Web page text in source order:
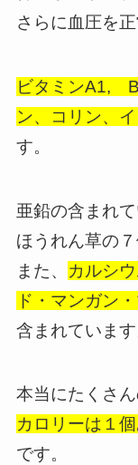
さらに血圧を
ビタミンA1,
ン、コリン、
す。
亜鉛の含まれ
ほうれん草の
また、 カルシ
ド・マンガン
含まれています
本当にたくさ
カロリーは１
です。